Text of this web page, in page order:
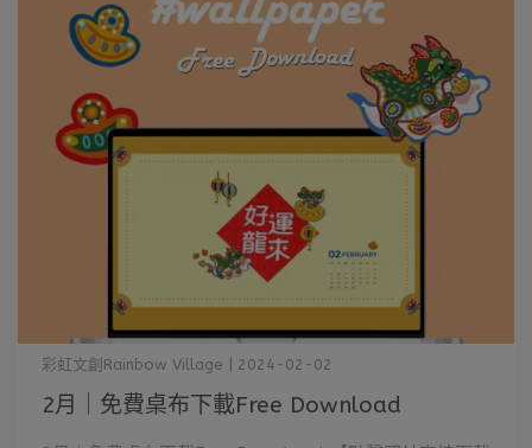
2月｜免費桌布下載Free Download
彩虹文創Rainbow Village | 2024-02-02